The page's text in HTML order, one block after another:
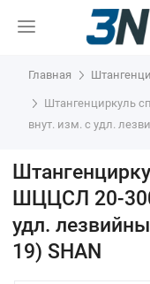
Главная
Штангенциркуль
внут. изм. с удл.
ШЦЦСЛ 20-
удл.
19) SHAN